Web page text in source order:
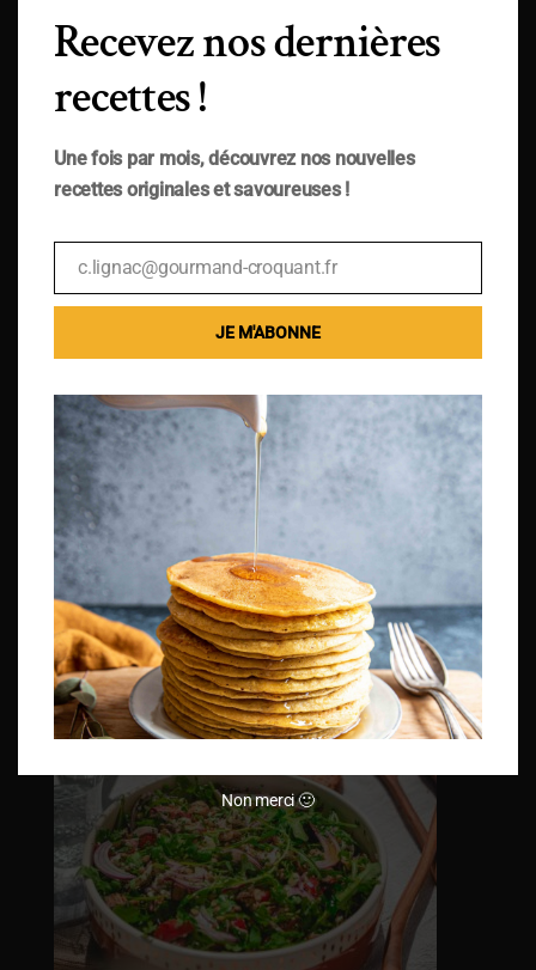
Recevez nos dernières
recettes !
Une fois par mois, découvrez nos nouvelles
recettes originales et savoureuses !
Email
c.lignac@gourmand-croquant.fr
JE M'ABONNE
Non merci 🙂